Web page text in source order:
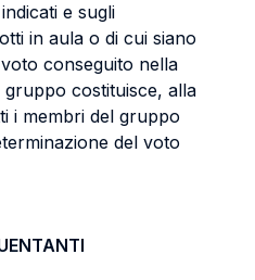
e sugli
in aula o di cui siano
conseguito nella
costituisce, alla
i membri del gruppo
del voto